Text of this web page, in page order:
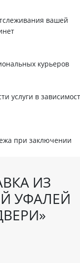
вашей
курьеров
услуги в
при заключении
ИЗ
УФАЛЕЙ